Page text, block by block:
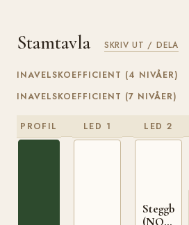
Stamtavla SKRIV UT / DELA
INAVELSKOEFFICIENT (4 NIVÅER)
INAVELSKOEFFICIENT (7 NIVÅER)
PROFIL LED 1 LED 2
Steggbest
(NO)